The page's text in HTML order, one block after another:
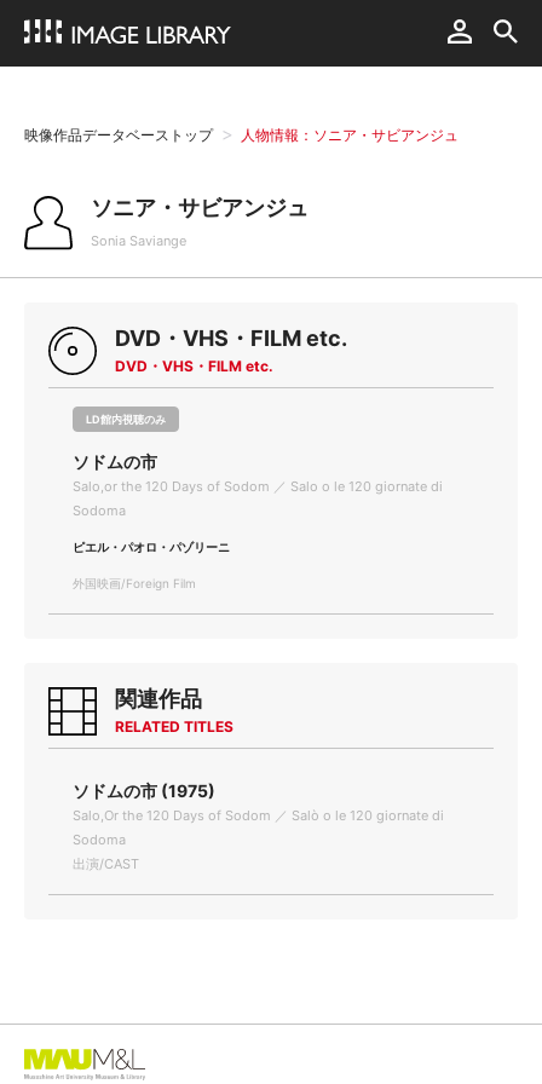
映像作品データベーストップ 人物情報：ソニア・サビアンジュ
ソニア・サビアンジュ
Sonia Saviange
DVD・VHS・FILM etc.
DVD・VHS・FILM etc.
LD館内視聴のみ
ソドムの市
Salo,or the 120 Days of Sodom ／ Salo o le 120 giornate di
Sodoma
ピエル・パオロ・パゾリーニ
外国映画/Foreign Film
関連作品
RELATED TITLES
ソドムの市 (1975)
Salo,Or the 120 Days of Sodom ／ Salò o le 120 giornate di
Sodoma
出演/CAST